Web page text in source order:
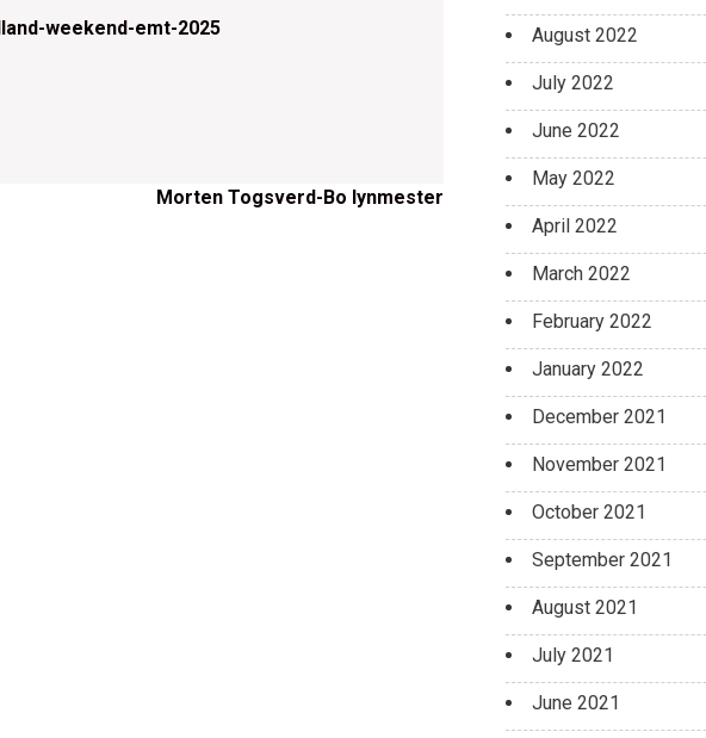
weekend-emt-2025
Morten Togsverd-Bo lynmester
August 2022
July 2022
June 2022
May 2022
April 2022
March 2022
February 2022
January 2022
December 2021
November 2021
October 2021
September 2021
August 2021
July 2021
June 2021